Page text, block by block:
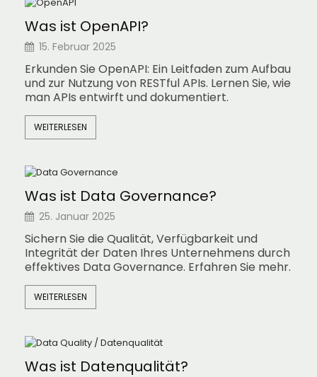
Was ist OpenAPI?
15. Februar 2025
Erkunden Sie OpenAPI: Ein Leitfaden zum Aufbau
und zur Nutzung von RESTful APIs. Lernen Sie, wie
man APIs entwirft und dokumentiert.
WEITERLESEN
Was ist Data Governance?
25. Januar 2025
Sichern Sie die Qualität, Verfügbarkeit und
Integrität der Daten Ihres Unternehmens durch
effektives Data Governance. Erfahren Sie mehr.
WEITERLESEN
Was ist Datenqualität?